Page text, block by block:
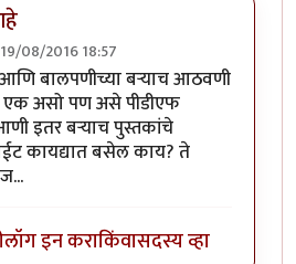
19/08/2016 18:57
बालपणीच्या बर्‍याच आठवणी
एक असो पण असे पीडीएफ
इतर बर्‍याच पुस्तकांचे
कायद्यात बसेल काय? ते
लॉग इन कराकिंवासदस्य व्हा